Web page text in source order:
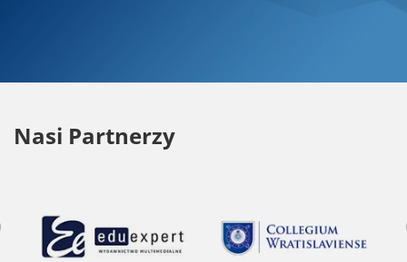
Nasi Partnerzy
Previous